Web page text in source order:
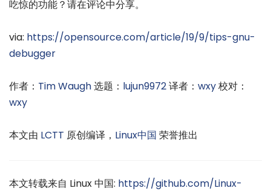
吃惊的功能？请在评论中分享。
via: https://opensource.com/article/19/9/tips-gnu-
debugger
作者： Tim Waugh选题： lujun9972译者： wxy校对：
wxy
本文由 LCTT 原创编译， Linux中国 荣誉推出
本文转载来自 Linux 中国: https://github.com/Linux-